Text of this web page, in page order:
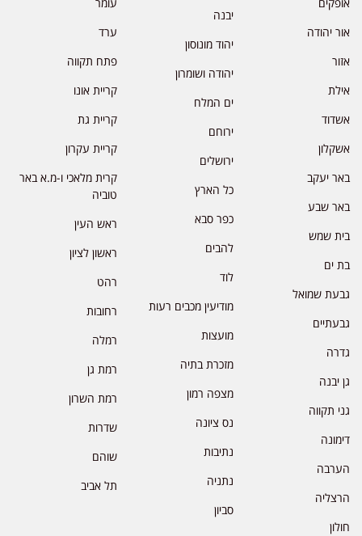
אופקים
אור יהודה
אזור
אילת
אשדוד
אשקלון
באר יעקב
באר שבע
בית שמש
בת ים
גבעת שמואל
גבעתיים
גדרה
גן יבנה
גני תקווה
דימונה
הערבה
הרצליה
חולון
יבנה
יהוד מונוסון
יהודה ושומרון
ים המלח
ירוחם
ירושלים
כל הארץ
כפר סבא
להבים
לוד
מודיעין מכבים רעות
מועצות
מזכרת בתיה
מצפה רמון
נס ציונה
נתיבות
נתניה
סביון
עומר
ערד
פתח תקווה
קריית אונו
קריית גת
קריית עקרון
קרית מלאכי ו-מ.א באר
טוביה
ראש העין
ראשון לציון
רהט
רחובות
רמלה
רמת גן
רמת השרון
שדרות
שוהם
תל אביב